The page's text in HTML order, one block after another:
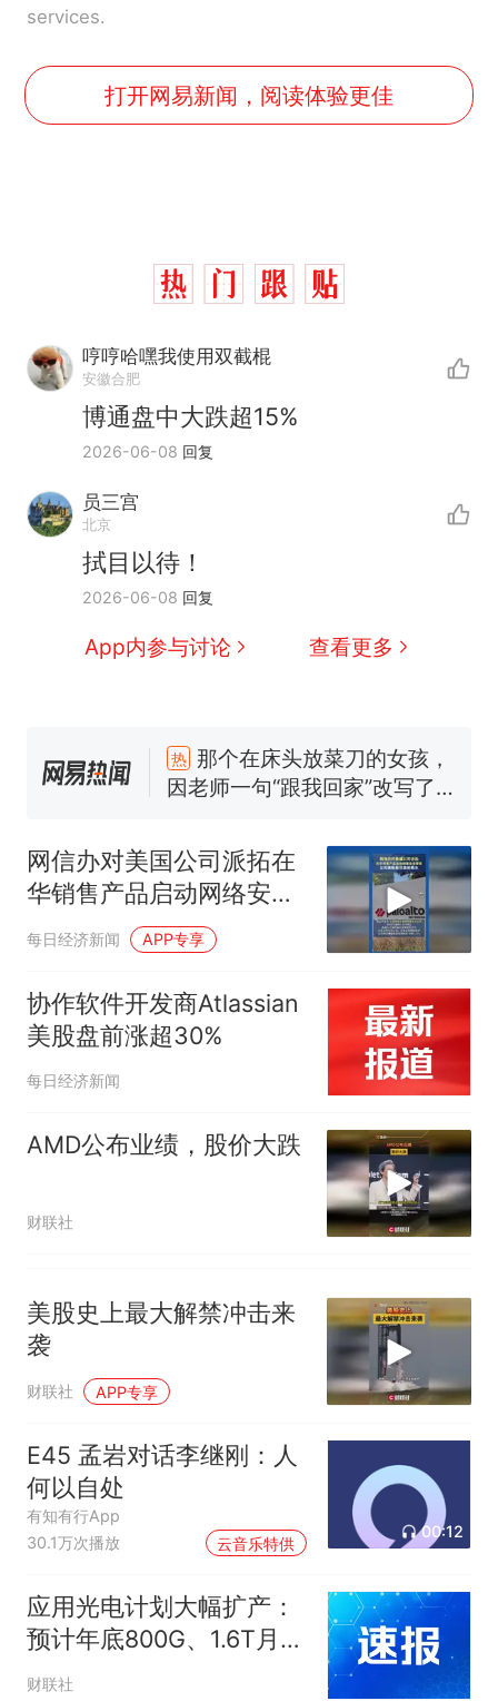
services.
打开网易新闻，阅读体验更佳
哼哼哈嘿我使用双截棍
安徽合肥
博通盘中大跌超15%
2026-06-08 回复
员三宫
北京
拭目以待！
2026-06-08 回复
App内参与讨论 查看更多
因老师一句“跟我回家”改写了
人生
新 制裁瓜子饺子，美国怕什
么？
号，仅凭视频评出？中国烹饪
协会回应
男子上山采菌偶然发现鸡枞菌
窝，原地守1天等它长大：挖了
140多朵
美国渔民钓获鲨鱼徒手将其拽
来源：参考消息）
笔试第一被第二名传话劝弃考
官方通报
那个在床头放菜刀的女孩，
因老师一句“跟我回家”改写了
人生
网信办对美国公司派拓在
华销售产品启动网络安全
审查 ，公司美股股价盘前
每日经济新闻 APP专享
协作软件开发商Atlassian
美股盘前涨超30%
每日经济新闻
AMD公布业绩，股价大跌
财联社
美股史上最大解禁冲击来
袭
财联社 APP专享
E45 孟岩对话李继刚：人
何以自处
有知有行App
30.1万次播放
云音乐特供
00:12
应用光电计划大幅扩产：
预计年底800G、1.6T月产
能达到约65万个单位
财联社